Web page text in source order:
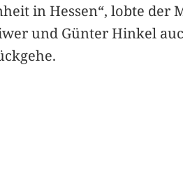
in Hessen“, lobte der
und Günter Hinkel